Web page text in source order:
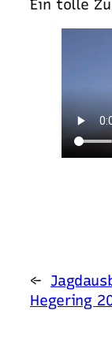
Ein tolle
←
Hegering